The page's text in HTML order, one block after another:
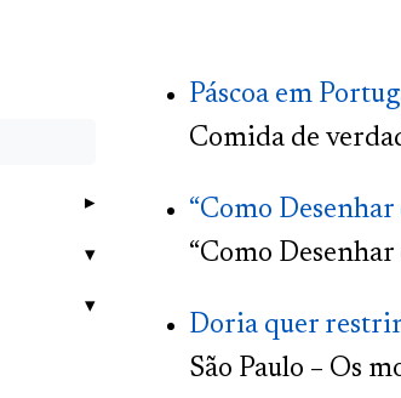
Páscoa em
Comida de
“Como
“Como
Doria quer
São Paulo – Os